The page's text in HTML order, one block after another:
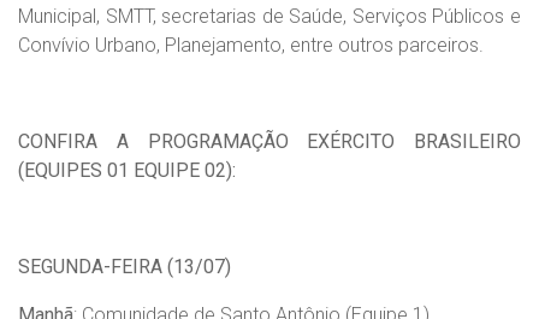
Municipal, SMTT, secretarias de Saúde, Serviços Públicos e
Convívio Urbano, Planejamento, entre outros parceiros.
CONFIRA A PROGRAMAÇÃO EXÉRCITO BRASILEIRO
(EQUIPES 01 EQUIPE 02):
SEGUNDA-FEIRA (13/07)